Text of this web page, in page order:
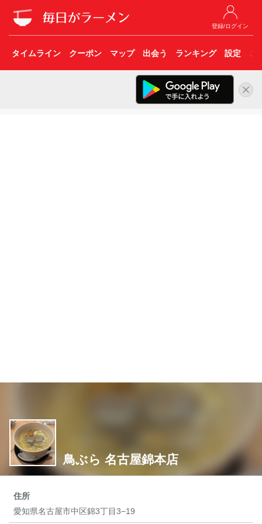
登録/ログイン
タイムライン クーポン マップ 出会う ランキング 設定 こ
鳥ぶら 名古屋錦本店
住所
愛知県名古屋市中区錦3丁目3−19